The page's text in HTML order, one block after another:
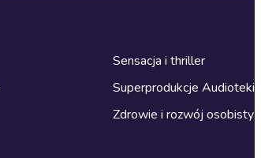
Sensacja i thriller
Superprodukcje Audioteki
Zdrowie i rozwój osobisty